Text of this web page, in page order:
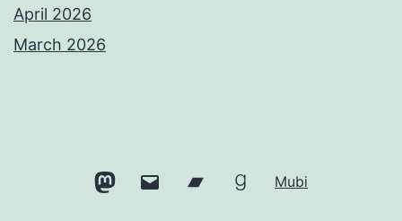
April 2026
March 2026
MastodonEmail BandcampGoodreads
Mubi